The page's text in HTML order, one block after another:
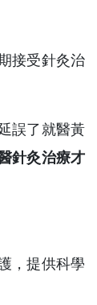
接受針灸治
誤了就醫黃
針灸治療才
，提供科學